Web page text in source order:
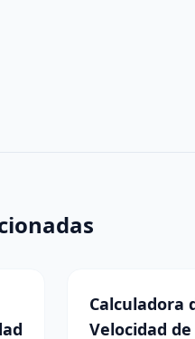
Calculadora
Velocidad